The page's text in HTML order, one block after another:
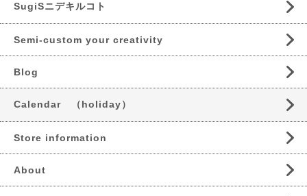
SugiSニデキルコト
Semi-custom your creativity
Blog
Calendar （holiday）
Store information
About